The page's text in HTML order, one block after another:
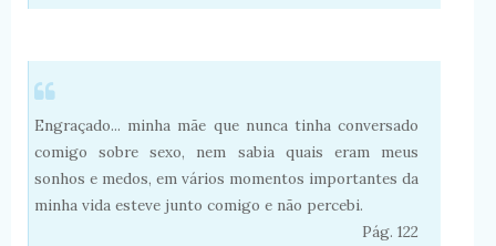
Engraçado... minha mãe que nunca tinha conversado
comigo sobre sexo, nem sabia quais eram meus
sonhos e medos, em vários momentos importantes da
minha vida esteve junto comigo e não percebi.
Pág. 122